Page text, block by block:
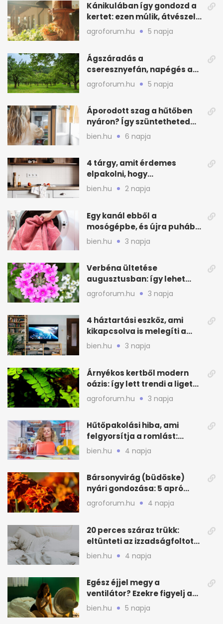
Kánikulában így gondozd a
kertet: ezen múlik, átvészeli-
e a hőséget
agroforum.hu 5 napja
Ágszáradás a
cseresznyefán, napégés a
kajszin: mit tehetsz most?
agroforum.hu 5 napja
Áporodott szag a hűtőben
nyáron? Így szüntetheted
meg olcsón
bien.hu 6 napja
4 tárgy, amit érdemes
elpakolni, hogy
hűvösebbnek tűnjön a lakás
bien.hu 2 napja
Egy kanál ebből a
mosógépbe, és újra puhább
lesz a törölköző
bien.hu 3 napja
Verbéna ültetése
augusztusban: így lehet
még idén virágos a kert
agroforum.hu 3 napja
4 háztartási eszköz, ami
kikapcsolva is melegíti a
lakást
bien.hu 3 napja
Árnyékos kertből modern
oázis: így lett trendi a ligetes
zöld
agroforum.hu 3 napja
Hűtőpakolási hiba, ami
felgyorsítja a romlást:
zónákra figyelj
bien.hu 4 napja
Bársonyvirág (büdöske)
nyári gondozása: 5 apró
lépés a dús virágzásért
agroforum.hu 4 napja
20 perces száraz trükk:
eltünteti az izzadságfoltot
és a szagot a matracról
bien.hu 4 napja
Egész éjjel megy a
ventilátor? Ezekre figyelj a
hőségben alvásnál
bien.hu 5 napja